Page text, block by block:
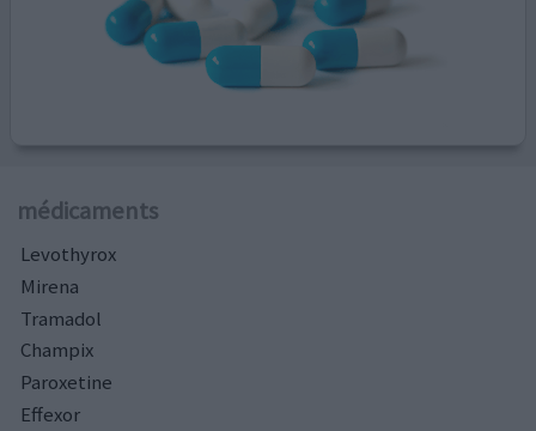
médicaments
Levothyrox
Mirena
Tramadol
Champix
Paroxetine
Effexor